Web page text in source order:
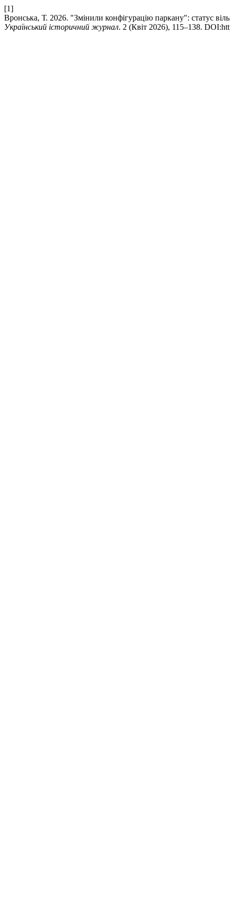
[1]
Вронська, Т. 2026. "Змінили конфігурацію паркану": статус
Український історичний журнал. 2 (Квіт 2026), 115–138.